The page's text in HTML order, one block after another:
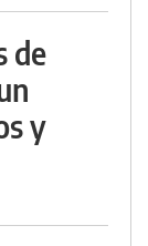
de
y